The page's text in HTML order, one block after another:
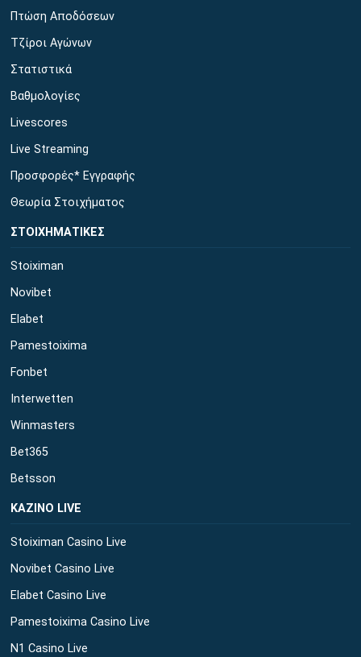
Πτώση Αποδόσεων
Τζίροι Αγώνων
Στατιστικά
Βαθμολογίες
Livescores
Live Streaming
Προσφορές* Εγγραφής
Θεωρία Στοιχήματος
ΣΤΟΙΧΗΜΑΤΙΚΕΣ
Stoiximan
Novibet
Elabet
Pamestoixima
Fonbet
Interwetten
Winmasters
Bet365
Betsson
ΚΑΖΙΝΟ LIVE
Stoiximan Casino Live
Novibet Casino Live
Elabet Casino Live
Pamestoixima Casino Live
N1 Casino Live